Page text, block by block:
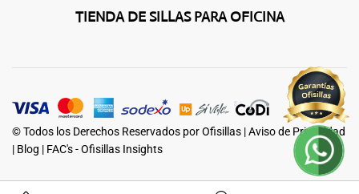
TIENDA DE SILLAS PARA OFICINA
© Todos los Derechos Reservados por Ofisillas |Aviso de Privacidad
| Blog | FAC's - Ofisillas Insights